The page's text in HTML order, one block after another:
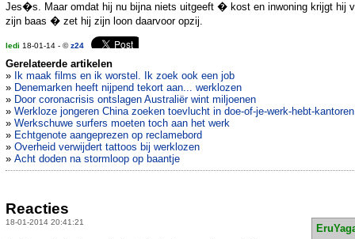
Jes�s. Maar omdat hij nu bijna niets uitgeeft � kost en inwoning krijgt hij
zijn baas � zet hij zijn loon daarvoor opzij.
ledi 18-01-14 - ©z24
Gerelateerde artikelen
»
Ik maak films en ik worstel. Ik zoek ook een job
» Denemarken heeft nijpend tekort aan... werklozen
» Door coronacrisis ontslagen Australiër wint miljoenen
» Werkloze jongeren China zoeken toevlucht in doe-of-je-werk-hebt-kantoren
» Werkschuwe surfers moeten toch aan het werk
» Echtgenote aangeprezen op reclamebord
» Overheid verwijdert tattoos bij werklozen
» Acht doden na stormloop op baantje
Reacties
18-01-2014 20:41:21